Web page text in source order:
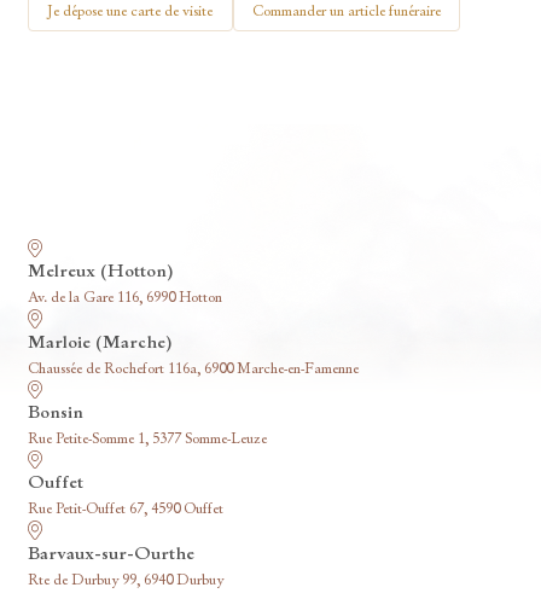
Je dépose une carte de visite Commander un article funéraire
Melreux (Hotton)
Av. de la Gare 116, 6990 Hotton
Marloie (Marche)
Chaussée de Rochefort 116a, 6900 Marche-en-Famenne
Bonsin
Rue Petite-Somme 1, 5377 Somme-Leuze
Ouffet
Rue Petit-Ouffet 67, 4590 Ouffet
Barvaux-sur-Ourthe
Rte de Durbuy 99, 6940 Durbuy